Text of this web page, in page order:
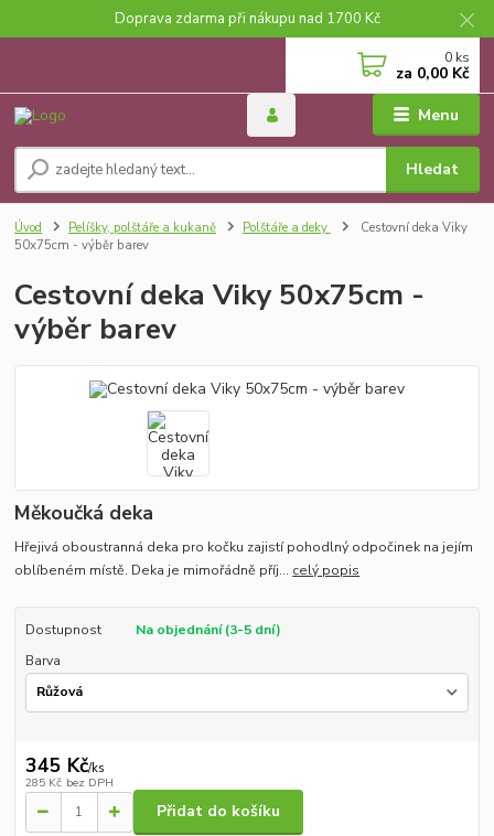
Doprava zdarma při nákupu nad 1700 Kč
Menu
Hledat
0 ks
za 0,00 Kč
Úvod Pelíšky, polštáře a kukaně Polštáře a deky
Cestovní deka Viky
50x75cm - výběr barev
Cestovní deka Viky 50x75cm -
výběr barev
Měkoučká deka
Hřejivá oboustranná deka pro kočku zajistí pohodlný odpočinek na jejím
oblíbeném místě. Deka je mimořádně příj... celý popis
Dostupnost
Na objednání (3-5 dní)
Barva
345 Kč/ks
285 Kč bez DPH
Přidat do košíku